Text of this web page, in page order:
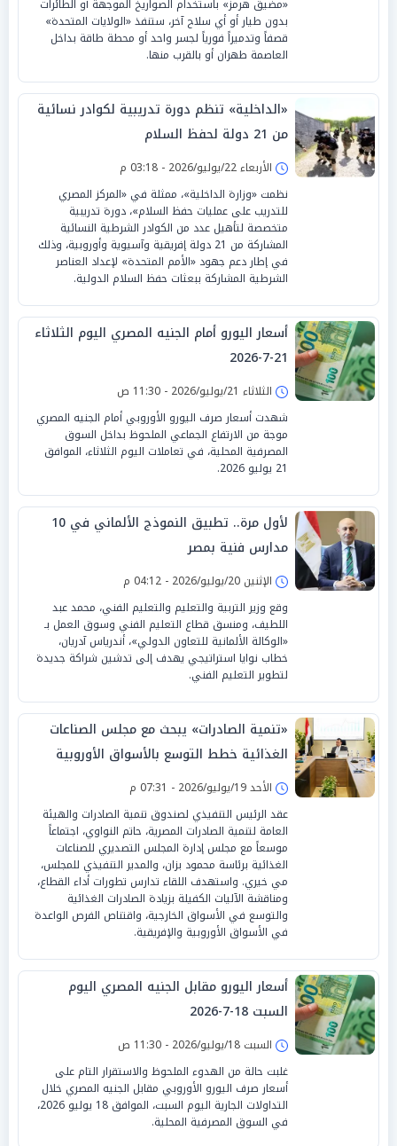
«مضيق هرمز» باستخدام الصواريخ الموجهة أو الطائرات
بدون طيار أو أي سلاح آخر، ستنفذ «الولايات المتحدة»
قصفاً وتدميراً فورياً لجسر واحد أو محطة طاقة بداخل
العاصمة طهران أو بالقرب منها.
«الداخلية» تنظم دورة تدريبية لكوادر نسائية
من 21 دولة لحفظ السلام
الأربعاء 22/يوليو/2026 - 03:18 م
نظمت «وزارة الداخلية»، ممثلة في «المركز المصري
للتدريب على عمليات حفظ السلام»، دورة تدريبية
متخصصة لتأهيل عدد من الكوادر الشرطية النسائية
المشاركة من 21 دولة إفريقية وآسيوية وأوروبية، وذلك
في إطار دعم جهود «الأمم المتحدة» لإعداد العناصر
الشرطية المشاركة ببعثات حفظ السلام الدولية.
أسعار اليورو أمام الجنيه المصري اليوم الثلاثاء
21-7-2026
الثلاثاء 21/يوليو/2026 - 11:30 ص
شهدت أسعار صرف اليورو الأوروبي أمام الجنيه المصري
موجة من الارتفاع الجماعي الملحوظ بداخل السوق
المصرفية المحلية، في تعاملات اليوم الثلاثاء، الموافق
21 يوليو 2026.
لأول مرة.. تطبيق النموذج الألماني في 10
مدارس فنية بمصر
الإثنين 20/يوليو/2026 - 04:12 م
وقع وزير التربية والتعليم والتعليم الفني، محمد عبد
اللطيف، ومنسق قطاع التعليم الفني وسوق العمل بـ
«الوكالة الألمانية للتعاون الدولي»، أندرياس آدريان،
خطاب نوايا استراتيجي يهدف إلى تدشين شراكة جديدة
لتطوير التعليم الفني.
«تنمية الصادرات» يبحث مع مجلس الصناعات
الغذائية خطط التوسع بالأسواق الأوروبية
والإفريقية
الأحد 19/يوليو/2026 - 07:31 م
عقد الرئيس التنفيذي لصندوق تنمية الصادرات والهيئة
العامة لتنمية الصادرات المصرية، حاتم النواوي، اجتماعاً
موسعاً مع مجلس إدارة المجلس التصديري للصناعات
الغذائية برئاسة محمود بزان، والمدير التنفيذي للمجلس،
مي خيري. واستهدف اللقاء تدارس تطورات أداء القطاع،
ومناقشة الآليات الكفيلة بزيادة الصادرات الغذائية
والتوسع في الأسواق الخارجية، واقتناص الفرص الواعدة
في الأسواق الأوروبية والإفريقية.
أسعار اليورو مقابل الجنيه المصري اليوم
السبت 18-7-2026
السبت 18/يوليو/2026 - 11:30 ص
غلبت حالة من الهدوء الملحوظ والاستقرار التام على
أسعار صرف اليورو الأوروبي مقابل الجنيه المصري خلال
التداولات الجارية اليوم السبت، الموافق 18 يوليو 2026،
في السوق المصرفية المحلية.